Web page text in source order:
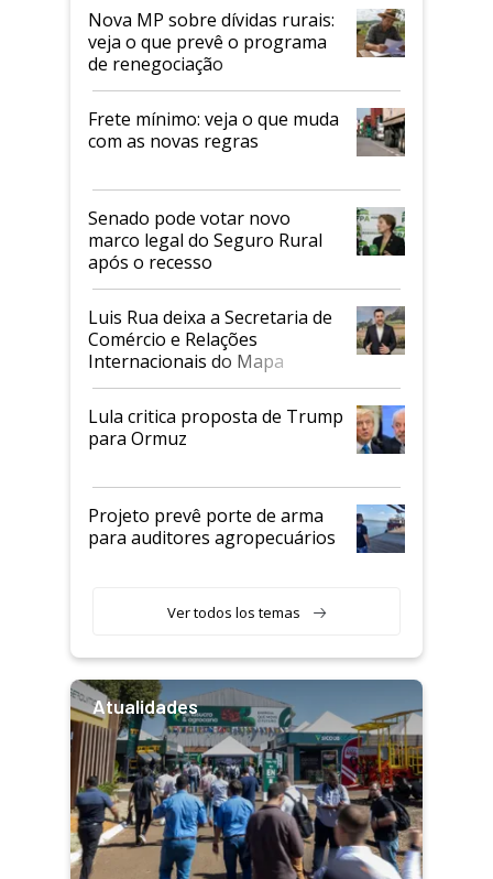
Nova MP sobre dívidas rurais:
veja o que prevê o programa
de renegociação
Frete mínimo: veja o que muda
com as novas regras
Senado pode votar novo
marco legal do Seguro Rural
após o recesso
Luis Rua deixa a Secretaria de
Comércio e Relações
Internacionais do Mapa
Lula critica proposta de Trump
para Ormuz
Projeto prevê porte de arma
para auditores agropecuários
Ver todos los temas
Atualidades